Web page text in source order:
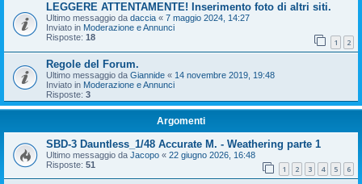
LEGGERE ATTENTAMENTE! Inserimento foto di altri siti.
Ultimo messaggio da daccia « 7 maggio 2024, 14:27
Inviato in Moderazione e Annunci
Risposte: 18 1 2
Regole del Forum.
Ultimo messaggio da Giannide « 14 novembre 2019, 19:48
Inviato in Moderazione e Annunci
Risposte: 3
Argomenti
SBD-3 Dauntless_1/48 Accurate M. - Weathering parte 1
Ultimo messaggio da Jacopo « 22 giugno 2026, 16:48
Risposte: 51 1 2 3 4 5 6